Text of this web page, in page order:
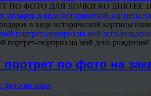
ПО ФОТО ДЛЯ ДОЧКИ КО ДНЮ ЕЕ
в виде исторической картины
портрет-сюрприз на мой день рождения!
по фото на